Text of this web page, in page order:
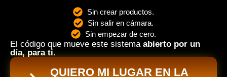
Sin crear productos.
Sin salir en cámara.
Sin empezar de cero.
El código que mueve este sistema abierto por un
día, para ti.
QUIERO MI LUGAR EN LA